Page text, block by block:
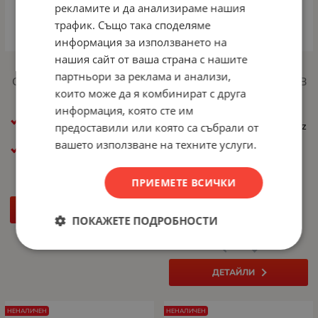
Видео карта Inno3D
GeForce RTX 5060 Ti 16GB
GDDR7 Twin X2
МАКС. РАБОТНА
ЧЕСТОТА, MHZ: 2602 MHz
ПАМЕТ ИНТЕРФЕЙС:
Видео карта Inno3D
GeForce RTX 5060 Ti 16GB
GDDR7 Twin X2 OC
МАКС. РАБОТНА
ЧЕСТОТА, MHZ: 2602 MHz
ПАМЕТ ИНТЕРФЕЙС:
ПОДДЪРЖАНА ПАМЕТ:
GDDR7
КАПАЦИТЕТ, GB: 16 GB
ЯДРА: 4608
ДЕТАЙЛИ
НЕНАЛИЧЕН НЕНАЛИЧЕН
рекламите и да анализираме нашия
трафик. Също така споделяме
информация за използването на
нашия сайт от ваша страна с нашите
партньори за реклама и анализи,
които може да я комбинират с друга
информация, която сте им
предоставили или която са събрали от
вашето използване на техните услуги.
ПРИЕМЕТЕ ВСИЧКИ
ПОКАЖЕТЕ ПОДРОБНОСТИ